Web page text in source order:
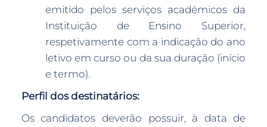
emitido pelos serviços académicos da
Instituição de Ensino Superior,
respetivamente com a indicação do ano
letivo em curso ou da sua duração (início
e termo).
Perfil dos destinatários:
Os candidatos deverão possuir, à data de